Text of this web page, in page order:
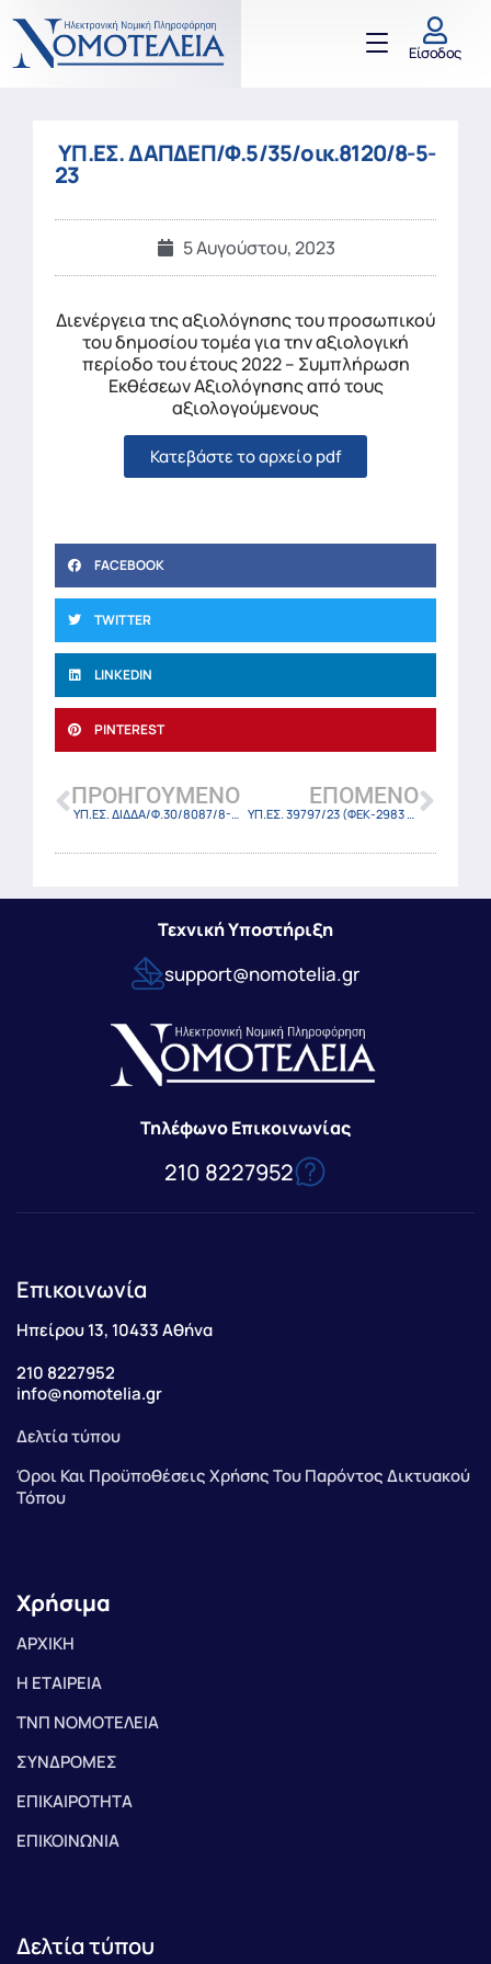
Είσοδος
ΥΠ.ΕΣ. ΔΑΠΔΕΠ/Φ.5/35/οικ.8120/8-5-
23
5 Αυγούστου, 2023
Διενέργεια της αξιολόγησης του προσωπικού
του δημοσίου τομέα για την αξιολογική
περίοδο του έτους 2022 – Συμπλήρωση
Εκθέσεων Αξιολόγησης από τους
αξιολογούμενους
Κατεβάστε το αρχείο pdf
FACEBOOK
TWITTER
LINKEDIN
PINTEREST
ΠΡΟΗΓΟΎΜΕΝΟ
ΥΠ.ΕΣ. ΔΙΔΔΑ/Φ.30/8087/8-5-23
ΕΠΌΜΕΝΟ
ΥΠ.ΕΣ. 39797/23 (ΦΕΚ-2983 Β/5-5-23)
Τεχνική Υποστήριξη
support@nomotelia.gr
Τηλέφωνο Επικοινωνίας
210 8227952
Επικοινωνία
Ηπείρου 13, 10433 Αθήνα
210 8227952
info@nomotelia.gr
Δελτία τύπου
Όροι Και Προϋποθέσεις Χρήσης Του Παρόντος Δικτυακού
Τόπου
Χρήσιμα
ΑΡΧΙΚΗ
Η ΕΤΑΙΡΕΙΑ
ΤΝΠ ΝΟΜΟΤΕΛΕΙΑ
ΣΥΝΔΡΟΜΕΣ
ΕΠΙΚΑΙΡΟΤΗΤΑ
ΕΠΙΚΟΙΝΩΝΙΑ
Δελτία τύπου